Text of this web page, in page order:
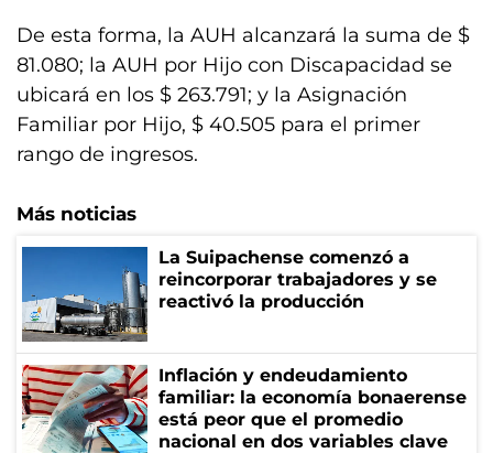
De esta forma, la AUH alcanzará la suma de $
81.080; la AUH por Hijo con Discapacidad se
ubicará en los $ 263.791; y la Asignación
Familiar por Hijo, $ 40.505 para el primer
rango de ingresos.
Más noticias
La Suipachense comenzó a
reincorporar trabajadores y se
reactivó la producción
Inflación y endeudamiento
familiar: la economía bonaerense
está peor que el promedio
nacional en dos variables clave